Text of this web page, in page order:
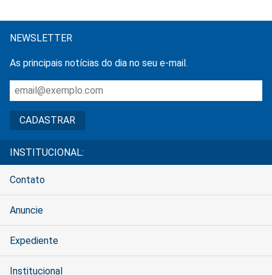
NEWSLETTER
As principais notícias do dia no seu e-mail.
INSTITUCIONAL:
Contato
Anuncie
Expediente
Institucional